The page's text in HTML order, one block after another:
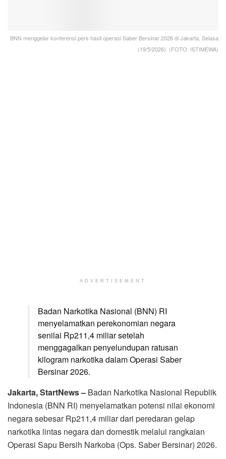
BNN menggelar konferensi pers hasil operasi Saber Bersinar 2026 di Jakarta, Selasa
(19/5/2026). (FOTO: ISTIMEWA)
ADVERTISEMENT
Badan Narkotika Nasional (BNN) RI
menyelamatkan perekonomian negara
senilai Rp211,4 miliar setelah
menggagalkan penyelundupan ratusan
kilogram narkotika dalam Operasi Saber
Bersinar 2026.
Jakarta, StartNews – Badan Narkotika Nasional Republik
Indonesia (BNN RI) menyelamatkan potensi nilai ekonomi
negara sebesar Rp211,4 miliar dari peredaran gelap
narkotika lintas negara dan domestik melalui rangkaian
Operasi Sapu Bersih Narkoba (Ops. Saber Bersinar) 2026.